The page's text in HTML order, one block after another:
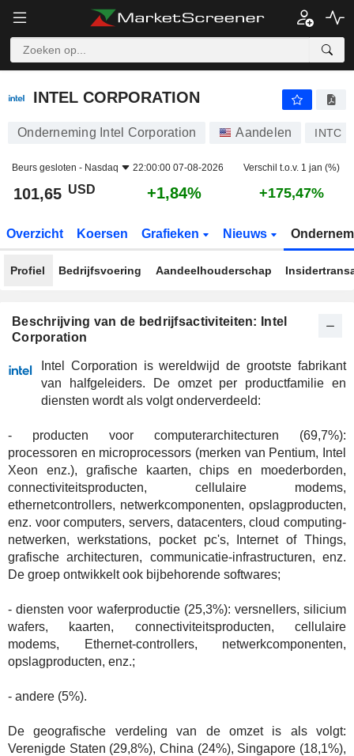
INTEL CORPORATION
INTEL CORPORATION
Onderneming Intel Corporation Aandelen INTC
Beurs gesloten - Nasdaq 22:00:00 07-08-2026 Verschil t.o.v. 1 jan (%)
101,65 USD +1,84% +175,47%
Overzicht Koersen Grafieken Nieuws
Profiel Bedrijfsvoering Aandeelhouderschap
Beschrijving van de bedrijfsactiviteiten: Intel
Corporation
Intel Corporation is wereldwijd de grootste fabrikant
van halfgeleiders. De omzet per productfamilie en
diensten wordt als volgt onderverdeeld:
- producten voor computerarchitecturen (69,7%):
processoren en microprocessors (merken van Pentium, Intel
Xeon enz.), grafische kaarten, chips en moederborden,
connectiviteitsproducten, cellulaire modems,
ethernetcontrollers, netwerkcomponenten, opslagproducten,
enz. voor computers, servers, datacenters, cloud computing-
netwerken, werkstations, pocket pc's, Internet of Things,
grafische architecturen, communicatie-infrastructuren, enz.
De groep ontwikkelt ook bijbehorende softwares;
- diensten voor waferproductie (25,3%): versnellers, silicium
wafers, kaarten, connectiviteitsproducten, cellulaire
modems, Ethernet-controllers, netwerkcomponenten,
opslagproducten, enz.;
- andere (5%).
De geografische verdeling van de omzet is als volgt:
Verenigde Staten (29,8%), China (24%), Singapore (18,1%),